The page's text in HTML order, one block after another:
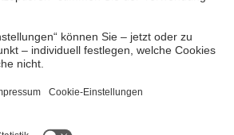
Neben den Bundes- und
können Fördermittel des
Wirtschaft und